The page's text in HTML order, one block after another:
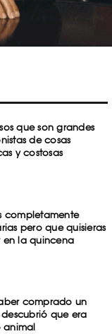
que son grandes
de cosas
y costosas
completamente
pero que quisieras
en la quincena
comprado un
que era
animal